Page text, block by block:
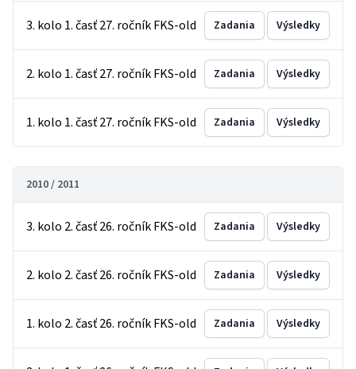
3. kolo 1. časť 27. ročník FKS-old Zadania Výsledky
2. kolo 1. časť 27. ročník FKS-old Zadania Výsledky
1. kolo 1. časť 27. ročník FKS-old Zadania Výsledky
2010 / 2011
3. kolo 2. časť 26. ročník FKS-old Zadania Výsledky
2. kolo 2. časť 26. ročník FKS-old Zadania Výsledky
1. kolo 2. časť 26. ročník FKS-old Zadania Výsledky